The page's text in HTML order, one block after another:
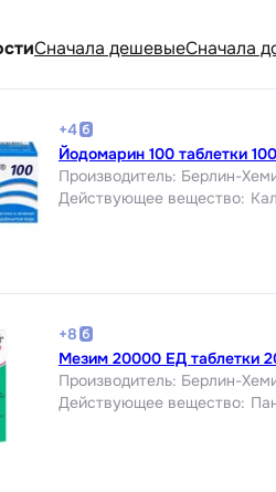
Cначала дешевыеCначала
+4
Йодомарин 100 таблетки
Производитель: Берлин-
Действующее вещество:
+8
Мезим 20000 ЕД таблетки
Производитель: Берлин-
Действующее вещество: